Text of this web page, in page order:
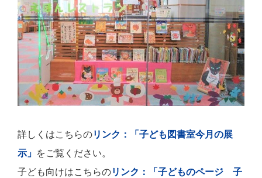
詳しくはこちらのリンク：「子ども図書室今月の展
示」 をご覧ください。
子ども向けはこちらのリンク：「子どものページ 子